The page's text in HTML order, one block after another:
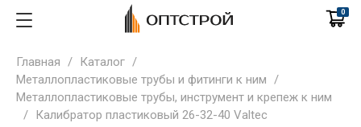
0
Главная / Каталог /
Металлопластиковые трубы и фитинги к ним /
Металлопластиковые трубы, инструмент и крепеж к ним
/ Калибратор пластиковый 26-32-40 Valtec